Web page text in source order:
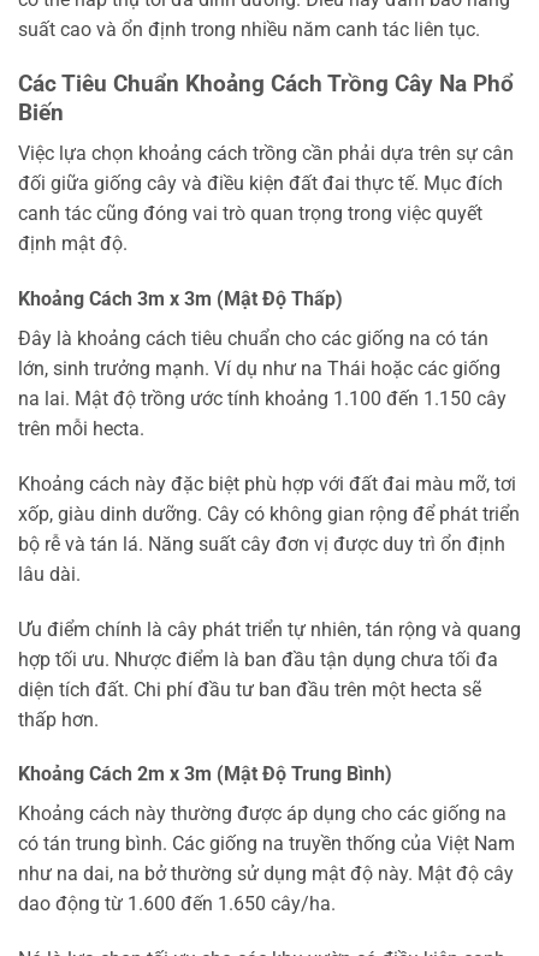
suất cao và ổn định trong nhiều năm canh tác liên tục.
Các Tiêu Chuẩn Khoảng Cách Trồng Cây Na Phổ
Biến
Việc lựa chọn khoảng cách trồng cần phải dựa trên sự cân
đối giữa giống cây và điều kiện đất đai thực tế. Mục đích
canh tác cũng đóng vai trò quan trọng trong việc quyết
định mật độ.
Khoảng Cách 3m x 3m (Mật Độ Thấp)
Đây là khoảng cách tiêu chuẩn cho các giống na có tán
lớn, sinh trưởng mạnh. Ví dụ như na Thái hoặc các giống
na lai. Mật độ trồng ước tính khoảng 1.100 đến 1.150 cây
trên mỗi hecta.
Khoảng cách này đặc biệt phù hợp với đất đai màu mỡ, tơi
xốp, giàu dinh dưỡng. Cây có không gian rộng để phát triển
bộ rễ và tán lá. Năng suất cây đơn vị được duy trì ổn định
lâu dài.
Ưu điểm chính là cây phát triển tự nhiên, tán rộng và quang
hợp tối ưu. Nhược điểm là ban đầu tận dụng chưa tối đa
diện tích đất. Chi phí đầu tư ban đầu trên một hecta sẽ
thấp hơn.
Khoảng Cách 2m x 3m (Mật Độ Trung Bình)
Khoảng cách này thường được áp dụng cho các giống na
có tán trung bình. Các giống na truyền thống của Việt Nam
như na dai, na bở thường sử dụng mật độ này. Mật độ cây
dao động từ 1.600 đến 1.650 cây/ha.